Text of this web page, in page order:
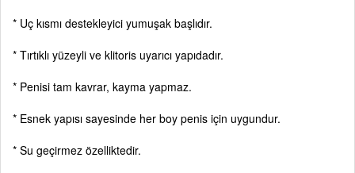
* Uç kısmı destekleyici yumuşak başlıdır.
* Tırtıklı yüzeyli ve klitoris uyarıcı yapıdadır.
* Penisi tam kavrar, kayma yapmaz.
* Esnek yapısı sayesinde her boy penis için uygundur.
* Su geçirmez özelliktedir.